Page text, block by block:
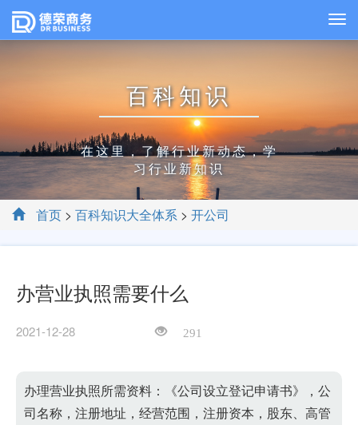
百科知识
在这里，了解行业新动态，学
习行业新知识
首页 > 百科知识大全体系 > 开公司
办营业执照需要什么
2021-12-28 291
办理营业执照所需资料：《公司设立登记申请书》，公
司名称，注册地址，经营范围，注册资本，股东、高管